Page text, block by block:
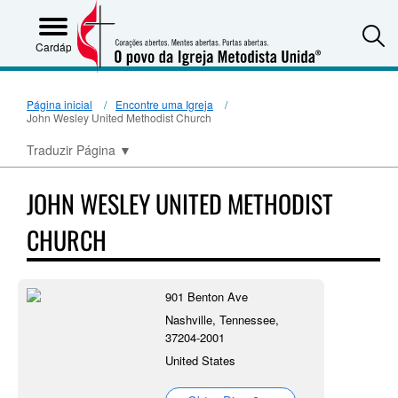
Cardápio
Página inicial
Encontre uma Igreja
John Wesley United Methodist Church
Traduzir Página ▼
JOHN WESLEY UNITED METHODIST
CHURCH
901 Benton Ave
Nashville, Tennessee,
37204-2001
United States